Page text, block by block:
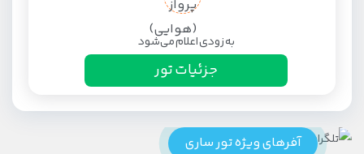
به زودی اعلام می‌شود
جزئیات تور
آفرهای ویژه تور ساری